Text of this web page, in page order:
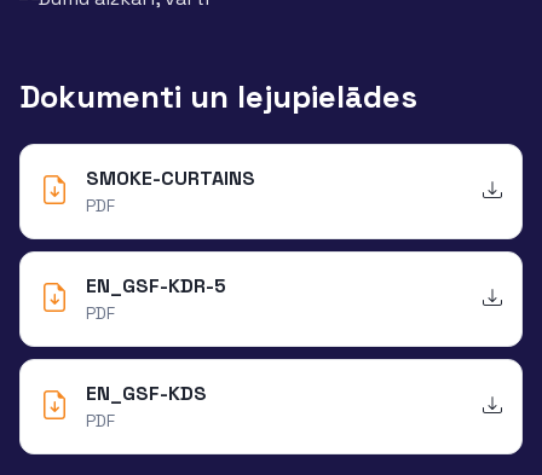
Dokumenti un lejupielādes
SMOKE-CURTAINS
PDF
EN_GSF-KDR-5
PDF
EN_GSF-KDS
PDF